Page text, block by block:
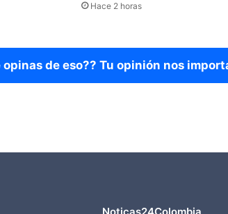
Hace 2 horas
de eso?? Tu opinión nos